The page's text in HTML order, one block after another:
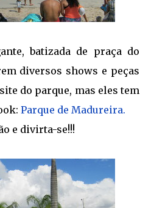
batizada de praça do
diversos shows e peças
do parque, mas eles tem
Parque de Madureira.
e divirta-se!!!